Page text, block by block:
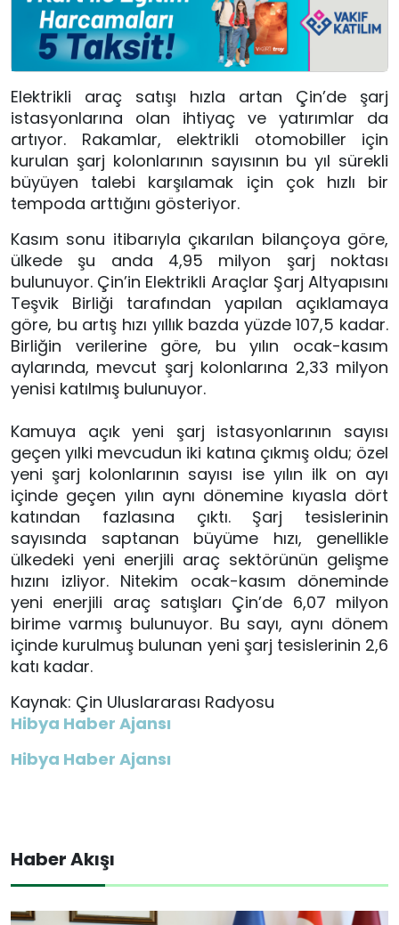
Elektrikli araç satışı hızla artan Çin’de şarj
istasyonlarına olan ihtiyaç ve yatırımlar da
artıyor. Rakamlar, elektrikli otomobiller için
kurulan şarj kolonlarının sayısının bu yıl sürekli
büyüyen talebi karşılamak için çok hızlı bir
tempoda arttığını gösteriyor.
Kasım sonu itibarıyla çıkarılan bilançoya göre,
ülkede şu anda 4,95 milyon şarj noktası
bulunuyor. Çin’in Elektrikli Araçlar Şarj Altyapısını
Teşvik Birliği tarafından yapılan açıklamaya
göre, bu artış hızı yıllık bazda yüzde 107,5 kadar.
Birliğin verilerine göre, bu yılın ocak-kasım
aylarında, mevcut şarj kolonlarına 2,33 milyon
yenisi katılmış bulunuyor.
Kamuya açık yeni şarj istasyonlarının sayısı
geçen yılki mevcudun iki katına çıkmış oldu; özel
yeni şarj kolonlarının sayısı ise yılın ilk on ayı
içinde geçen yılın aynı dönemine kıyasla dört
katından fazlasına çıktı. Şarj tesislerinin
sayısında saptanan büyüme hızı, genellikle
ülkedeki yeni enerjili araç sektörünün gelişme
hızını izliyor. Nitekim ocak-kasım döneminde
yeni enerjili araç satışları Çin’de 6,07 milyon
birime varmış bulunuyor. Bu sayı, aynı dönem
içinde kurulmuş bulunan yeni şarj tesislerinin 2,6
katı kadar.
Kaynak: Çin Uluslararası Radyosu
Hibya Haber Ajansı
Hibya Haber Ajansı
Haber Akışı